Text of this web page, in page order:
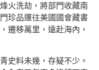
火洗劫，將部門收藏南
珍品運往美國國會藏書
遷移萬里，遠赴海內，
史料未幾，存疑不少。